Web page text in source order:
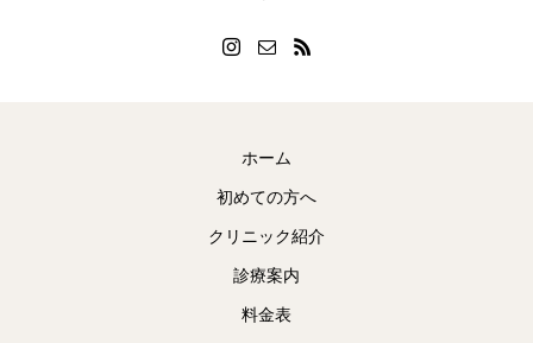
ホーム
初めての方へ
クリニック紹介
診療案内
料金表